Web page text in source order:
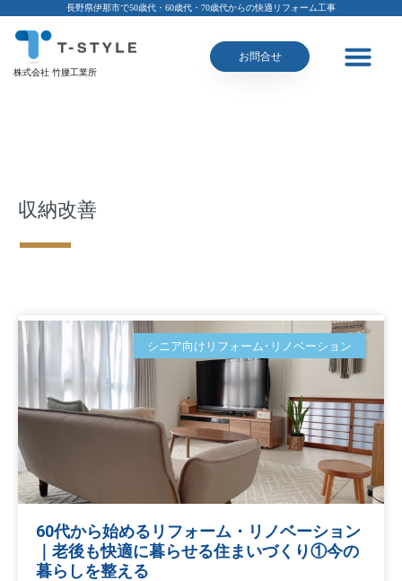
長野県伊那市で50歳代・60歳代・70歳代からの快適リフォーム工事
株式会社 竹腰工業所
お問合せ
収納改善
シニア向けリフォーム･リノベーション
60代から始めるリフォーム・リノベーション
｜老後も快適に暮らせる住まいづくり①今の
暮らしを整える